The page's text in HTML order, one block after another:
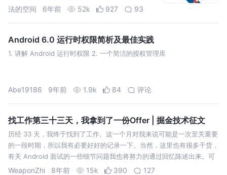
从我一个人到现在有八个人，项目也接近30个，收
法的空间 6年前 52k 927 93
Android 6.0 运行时权限简析及最佳实践
1. 讲解 Android 运行时权限 2. 一个简洁的授权管理库
Abe19186 9年前 1.9k 84 评论
找工作第三十三天，我拿到了一份Offer | 掘金技术征文
历经 33 天，我终于找到了工作。这一个月对我来说可能是一次至关重要
的一段时期，所以我有必要好好的记录一下。当然，这里也有很多干货，
有关 Android 面试的一些细节问题我也将努力的通过回忆陈述出来。可
能篇幅很大，废话较多，但同样细节也会很多，如果看这篇文章的人是最
WeaponZhi 8年前 15k 390 127